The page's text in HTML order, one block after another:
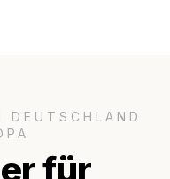
DEUTSCHLAND
für